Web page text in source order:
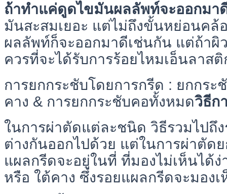
ถ้าทำแค่ดูดไขมันผลลัพท์จะออกมา
มันสะสมเยอะ แต่ไม่ถึงขั้นหย่อนค
ผลลัพท์ก็จะออกมาดีเช่นกัน แต่ถ้าผิ
ควรที่จะได้รับการร้อยไหมเอ็นลาส
การยกกระชับโดยการกรีด : ยกกระ
คาง & การยกกระชับคอทั้งหมดวิธีก
ในการผ่าตัดแต่ละชนิด วิธีรวมไปถึ
ต่างกันออกไปด้วย แต่ในการผ่าตัด
แผลกรีดจะอยู่ในที่ ที่มองไม่เห็นได้
หรือ ใต้คาง ซึ่งรอยแผลกรีดจะมอง